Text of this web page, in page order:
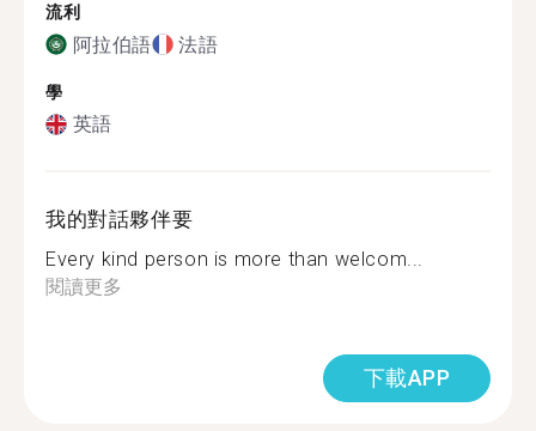
流利
阿拉伯語 法語
學
英語
我的對話夥伴要
Every kind person is more than welcom...
閱讀更多
下載APP